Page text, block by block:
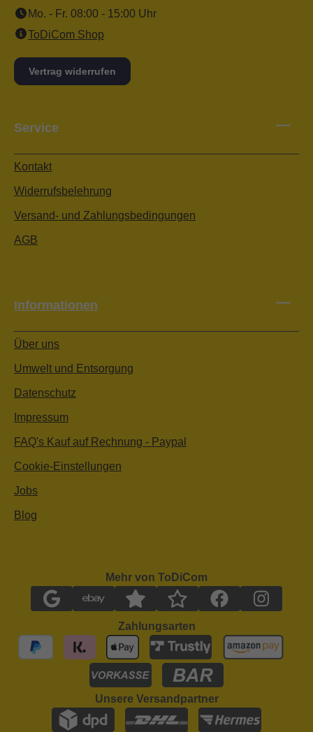
Mo. - Fr. 08:00 - 15:00 Uhr
ToDiCom Shop
Vertrag widerrufen
Service
Kontakt
Widerrufsbelehrung
Versand- und Zahlungsbedingungen
AGB
Informationen
Über uns
Umwelt und Entsorgung
Datenschutz
Impressum
FAQ's Kauf auf Rechnung - Paypal
Cookie-Einstellungen
Jobs
Blog
Mehr von ToDiCom
Zahlungsarten
Unsere Versandpartner